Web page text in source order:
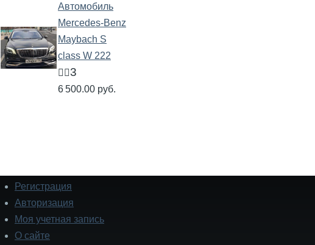
Автомобиль
Mercedes-Benz
Maybach S
class W 222
🧍‍♂️3
6 500.00 руб.
Подвал
Регистрация
Авторизация
Моя учетная запись
О сайте